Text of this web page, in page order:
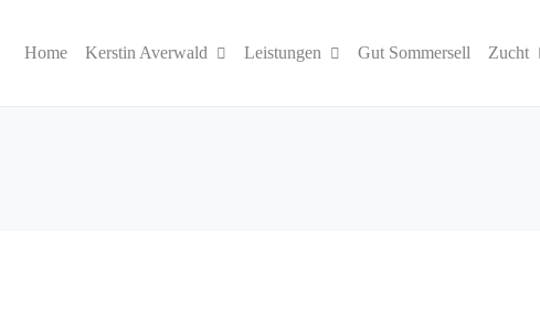
Home Kerstin Averwald Leistungen Gut Sommersell Zucht